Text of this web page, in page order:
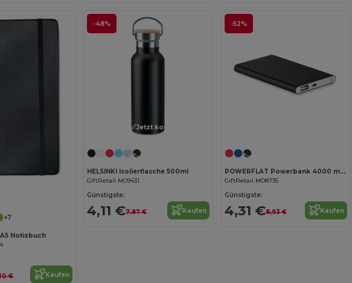
+7
A5 Notizbuch
€ Kaufen
-48%
Jetzt konfigurieren!
HELSINKI Isolierflasche 500ml
GiftRetail MO9431
Günstigste:
4,11 €7,87 € Kaufen
-52%
POWERFLAT Powerbank 4000 mAh
GiftRetail MO8735
Günstigste:
4,31 €8,93 € Kaufen